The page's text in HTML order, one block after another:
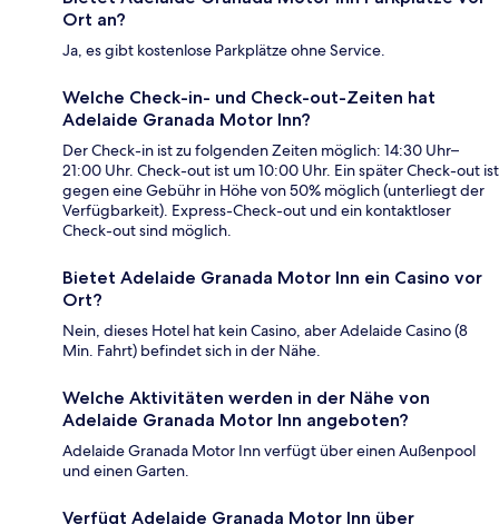
Ort an?
Ja, es gibt kostenlose Parkplätze ohne Service.
Welche Check-in- und Check-out-Zeiten hat
Adelaide Granada Motor Inn?
Der Check-in ist zu folgenden Zeiten möglich: 14:30 Uhr–
21:00 Uhr. Check-out ist um 10:00 Uhr. Ein später Check-out ist
gegen eine Gebühr in Höhe von 50% möglich (unterliegt der
Verfügbarkeit). Express-Check-out und ein kontaktloser
Check-out sind möglich.
Bietet Adelaide Granada Motor Inn ein Casino vor
Ort?
Nein, dieses Hotel hat kein Casino, aber Adelaide Casino (8
Min. Fahrt) befindet sich in der Nähe.
Welche Aktivitäten werden in der Nähe von
Adelaide Granada Motor Inn angeboten?
Adelaide Granada Motor Inn verfügt über einen Außenpool
und einen Garten.
Verfügt Adelaide Granada Motor Inn über